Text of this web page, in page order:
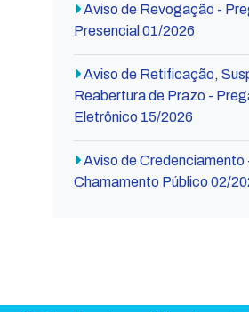
Aviso de Revogação -
Presencial 01/2026
Aviso de Retificação,
Reabertura de Prazo -
Eletrônico 15/2026
Aviso de Credenciamento
Chamamento Público 02/